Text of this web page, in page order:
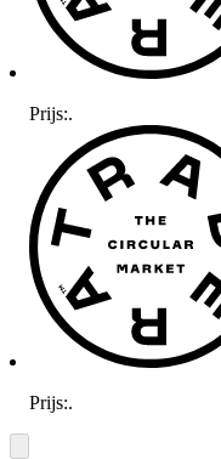
Prijs:.
Prijs:.